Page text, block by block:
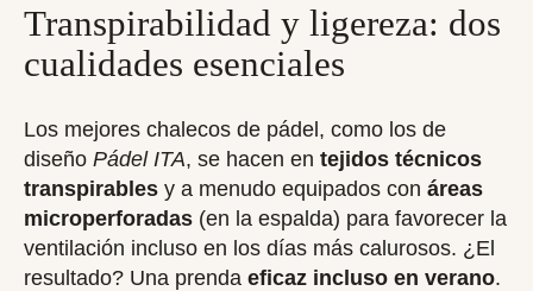
Transpirabilidad y ligereza: dos
cualidades esenciales
Los mejores chalecos de pádel, como los de
diseño Pádel ITA, se hacen en tejidos técnicos
transpirables y a menudo equipados con áreas
microperforadas (en la espalda) para favorecer la
ventilación incluso en los días más calurosos. ¿El
resultado? Una prenda eficaz incluso en verano.